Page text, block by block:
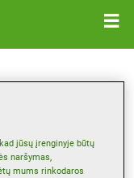
jūsų įrenginyje būtų
naršymas,
mums rinkodaros